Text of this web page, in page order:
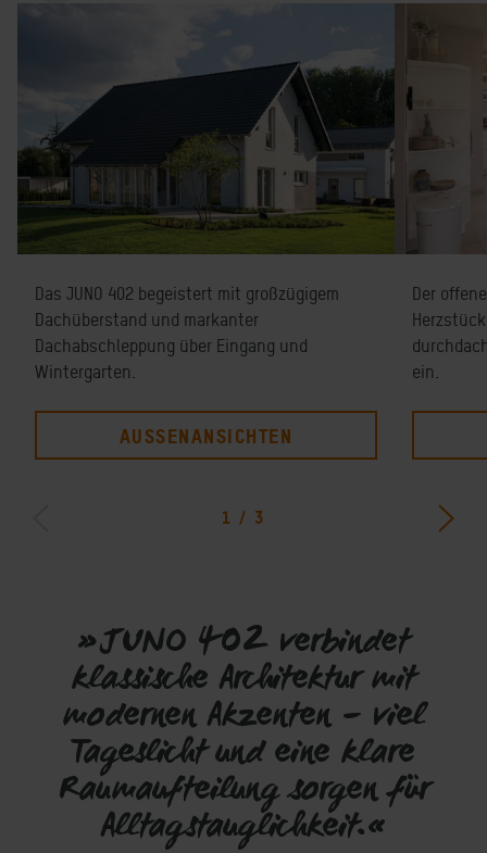
Das JUNO 402 begeistert mit großzügigem
Dachüberstand und markanter
Dachabschleppung über Eingang und
Wintergarten.
AUSSENANSICHTEN
Der
ein.
1 / 3
»JUNO 402 verbindet
klassische Architektur mit
modernen Akzenten – viel
Tageslicht und eine klare
Raumaufteilung sorgen für
Alltagstauglichkeit.«